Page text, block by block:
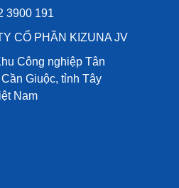
3900 191
CỔ PHẦN KIZUNA JV
Công nghiệp Tân
Cần Giuộc, tỉnh Tây
Nam